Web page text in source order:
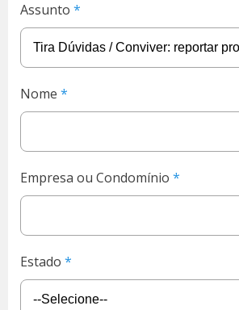
Assunto
Nome
Empresa ou Condomínio
Estado